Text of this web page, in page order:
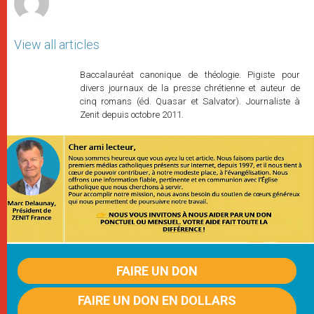
View all articles
Baccalauréat canonique de théologie. Pigiste pour
divers journaux de la presse chrétienne et auteur de
cinq romans (éd. Quasar et Salvator). Journaliste à
Zenit depuis octobre 2011.
FAIRE UN DON
FAIRE UN DON EN DOLLARS